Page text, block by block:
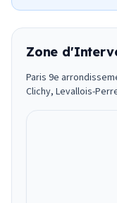
Zone
Paris 9e
Clichy, Levallois-